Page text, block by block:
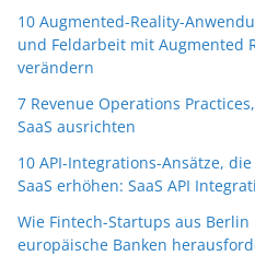
10 Augmented-Reality-
und Feldarbeit mit Augmented
verändern
7 Revenue Operations
SaaS ausrichten
10 API-Integrations-Ansätze,
SaaS erhöhen: SaaS API
Wie Fintech-Startups aus
europäische Banken